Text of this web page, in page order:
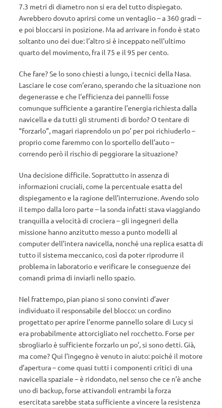
7.3 metri di diametro non si era del tutto dispiegato.
Avrebbero dovuto aprirsi come un ventaglio – a 360 gradi –
e poi bloccarsi in posizione. Ma ad arrivare in fondo è stato
soltanto uno dei due: l’altro si è inceppato nell’ultimo
quarto del movimento, fra il 75 e il 95 per cento.
Che fare? Se lo sono chiesti a lungo, i tecnici della Nasa.
Lasciare le cose com’erano, sperando che la situazione non
degenerasse e che l’efficienza dei pannelli fosse
comunque sufficiente a garantire l’energia richiesta dalla
navicella e da tutti gli strumenti di bordo? O tentare di
“forzarlo”, magari riaprendolo un po’ per poi richiuderlo –
proprio come faremmo con lo sportello dell’auto –
correndo però il rischio di peggiorare la situazione?
Una decisione difficile. Soprattutto in assenza di
informazioni cruciali, come la percentuale esatta del
dispiegamento e la ragione dell’interruzione. Avendo solo
il tempo dalla loro parte – la sonda infatti stava viaggiando
tranquilla a velocità di crociera ­– gli ingegneri della
missione hanno anzitutto messo a punto modelli al
computer dell’intera navicella, nonché una replica esatta di
tutto il sistema meccanico, così da poter riprodurre il
problema in laboratorio e verificare le conseguenze dei
comandi prima di inviarli nello spazio.
Nel frattempo, pian piano si sono convinti d’aver
individuato il responsabile del blocco: un cordino
progettato per aprire l’enorme pannello solare di Lucy si
era probabilmente attorcigliato nel rocchetto. Forse per
sbrogliarlo è sufficiente forzarlo un po’, si sono detti. Già,
ma come? Qui l’ingegno è venuto in aiuto: poiché il motore
d’apertura – come quasi tutti i componenti critici di una
navicella spaziale – è ridondato, nel senso che ce n’è anche
uno di backup, forse attivandoli entrambi la forza
esercitata sarebbe stata sufficiente a vincere la resistenza